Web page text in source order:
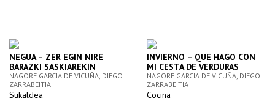
NEGUA – ZER EGIN NIRE
BARAZKI SASKIAREKIN
NAGORE GARCIA DE VICUÑA, DIEGO
ZARRABEITIA
Sukaldea
INVIERNO – QUE HAGO CON
MI CESTA DE VERDURAS
NAGORE GARCIA DE VICUÑA, DIEGO
ZARRABEITIA
Cocina